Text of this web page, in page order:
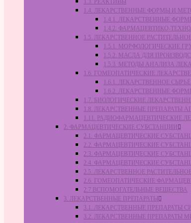
1.3. РЕАКТИВЫ
1.4. ЛЕКАРСТВЕННЫЕ ФОРМЫ И
1.4.1. ЛЕКАРСТВЕННЫЕ
1.4.2. ФАРМАЦЕВТИКО-
1.5. ЛЕКАРСТВЕННОЕ
1.5.1. МОРФОЛОГИЧЕСКИЕ
1.5.2. МАСЛА ДЛЯ
1.5.3. МЕТОДЫ АНАЛИЗА
1.6. ГОМЕОПАТИЧЕСКИЕ
1.6.1. ЛЕКАРСТВЕННОЕ
1.6.2. ЛЕКАРСТВЕННЫЕ
1.7. БИОЛОГИЧЕСКИЕ
1.8. ЛЕКАРСТВЕННЫЕ ПРЕПАРАТЫ
1.11. РАДИОФАРМАЦЕВТИЧЕСКИЕ
2. ФАРМАЦЕВТИЧЕСКИЕ СУБСТАНЦИИ
2.1. ФАРМАЦЕВТИЧЕСКИЕ
2.2. ФАРМАЦЕВТИЧЕСКИЕ
2.3. ФАРМАЦЕВТИЧЕСКИЕ
2.4. ФАРМАЦЕВТИЧЕСКИЕ
2.5. ЛЕКАРСТВЕННОЕ
2.6. ГОМЕОПАТИЧЕСКИЕ
2.7 ВСПОМОГАТЕЛЬНЫЕ ВЕЩЕСТВА
3. ЛЕКАРСТВЕННЫЕ ПРЕПАРАТЫ
3.1. ЛЕКАРСТВЕННЫЕ ПРЕПАРАТЫ
3.2. ЛЕКАРСТВЕННЫЕ ПРЕПАРАТЫ